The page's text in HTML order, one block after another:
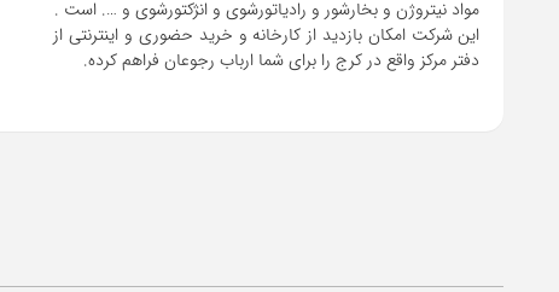
این شرکت امکان بازدید از کارخانه و خرید حضوری و اینترنتی از
دفتر مرکز واقع در کرج را برای شما ارباب رجوعان فراهم کرده.